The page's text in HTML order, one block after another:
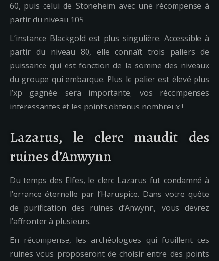
60, puis celui de Stoneheim avec une récompense à
partir du niveau 105.
L’instance Blackgold est plus singulière. Accessible à
partir du niveau 80, elle connaît trois paliers de
puissance qui est fonction de la somme des niveaux
du groupe qui embarque. Plus le palier est élevé plus
l’xp gagnée sera importante, vos récompenses
intéressantes et les points obtenus nombreux !
Lazarus, le clerc maudit des
ruines d’Anwynn
Du temps des Elfes, le clerc Lazarus fut condamné à
l’errance éternelle par l’Haruspice. Dans votre quête
de purification des ruines d’Anwynn, vous devrez
l’affronter à plusieurs.
En récompense, les archéologues qui fouillent ces
ruines vous proposeront de choisir entre des points